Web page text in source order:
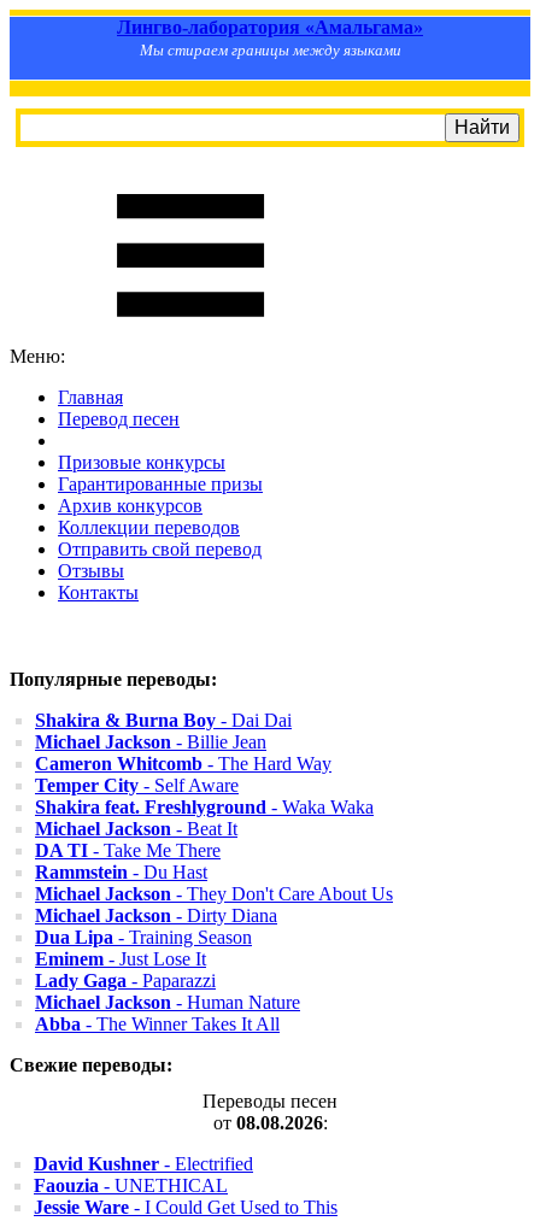
Лингво-лаборатория «Амальгама»
Мы стираем границы между языками
Меню:
Главная
Перевод песен
Призовые конкурсы
Гарантированные призы
Архив конкурсов
Коллекции переводов
Отправить свой перевод
Отзывы
Контакты
Популярные переводы:
Shakira & Burna Boy - Dai Dai
Michael Jackson - Billie Jean
Cameron Whitcomb - The Hard Way
Temper City - Self Aware
Shakira feat. Freshlyground - Waka Waka
Michael Jackson - Beat It
DA TI - Take Me There
Rammstein - Du Hast
Michael Jackson - They Don't Care About Us
Michael Jackson - Dirty Diana
Dua Lipa - Training Season
Eminem - Just Lose It
Lady Gaga - Paparazzi
Michael Jackson - Human Nature
Abba - The Winner Takes It All
Свежие переводы:
Переводы песен
от 08.08.2026:
David Kushner - Electrified
Faouzia - UNETHICAL
Jessie Ware - I Could Get Used to This